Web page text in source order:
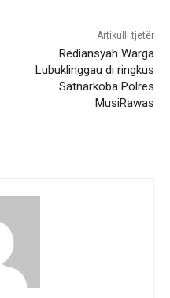
Artikulli tjetër
Rediansyah Warga
Lubuklinggau di ringkus
Satnarkoba Polres
MusiRawas